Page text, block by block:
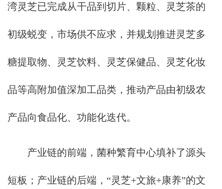
湾灵芝已完成从干品到切片、颗粒、灵芝茶的
初级蜕变，市场供不应求，并规划推进灵芝多
糖提取物、灵芝饮料、灵芝保健品、灵芝化妆
品等高附加值深加工品类，推动产品由初级农
产品向食品化、功能化迭代。
产业链的前端，菌种繁育中心填补了源头
短板；产业链的后端，“灵芝+文旅+康养”的文